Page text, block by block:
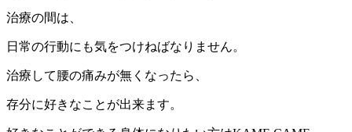
治療の間は、
日常の行動にも気をつけねばなりません。
治療して腰の痛みが無くなったら、
存分に好きなことが出来ます。